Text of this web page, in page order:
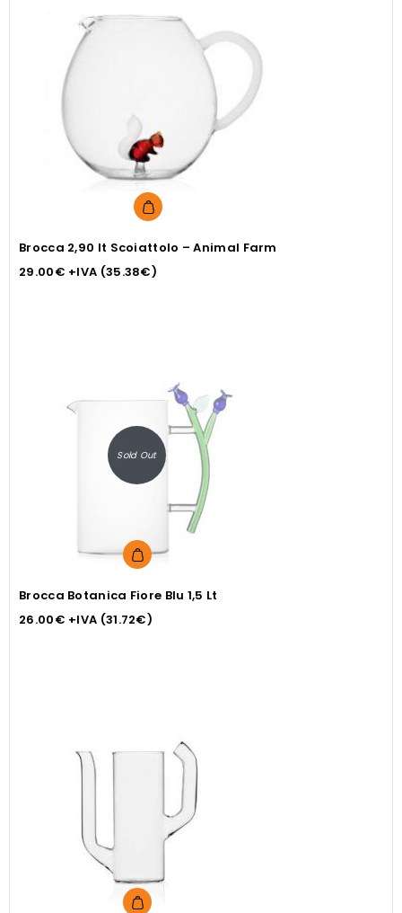
Brocca 2,90 lt Scoiattolo – Animal Farm
29.00€ +IVA (35.38€)
Sold Out
Brocca Botanica Fiore Blu 1,5 Lt
26.00€ +IVA (31.72€)